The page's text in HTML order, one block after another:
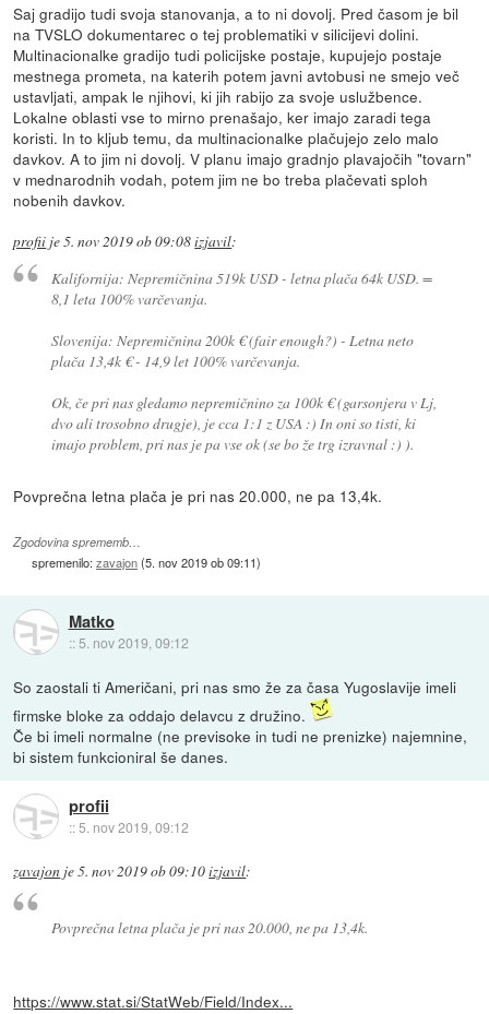
Saj gradijo tudi svoja stanovanja, a to ni dovolj. Pred časom je bil
na TVSLO dokumentarec o tej problematiki v silicijevi dolini.
Multinacionalke gradijo tudi policijske postaje, kupujejo postaje
mestnega prometa, na katerih potem javni avtobusi ne smejo več
ustavljati, ampak le njihovi, ki jih rabijo za svoje uslužbence.
Lokalne oblasti vse to mirno prenašajo, ker imajo zaradi tega
koristi. In to kljub temu, da multinacionalke plačujejo zelo malo
davkov. A to jim ni dovolj. V planu imajo gradnjo plavajočih "tovarn"
v mednarodnih vodah, potem jim ne bo treba plačevati sploh
nobenih davkov.
profii je5. nov 2019 ob 09:08izjavil:
Kalifornija: Nepremičnina 519k USD - letna plača 64k USD. =
8,1 leta 100% varčevanja.
Slovenija: Nepremičnina 200k € (fair enough?) - Letna neto
plača 13,4k € - 14,9 let 100% varčevanja.
Ok, če pri nas gledamo nepremičnino za 100k € (garsonjera v Lj,
dvo ali trosobno drugje), je cca 1:1 z USA :) In oni so tisti, ki
imajo problem, pri nas je pa vse ok (se bo že trg izravnal :) ).
Povprečna letna plača je pri nas 20.000, ne pa 13,4k.
Zgodovina sprememb…
spremenilo:zavajon(5. nov 2019 ob 09:11)
Matko
:: 5. nov 2019, 09:12
So zaostali ti Američani, pri nas smo že za časa Yugoslavije imeli
firmske bloke za oddajo delavcu z družino.
Če bi imeli normalne (ne previsoke in tudi ne prenizke) najemnine,
bi sistem funkcioniral še danes.
profii
::5. nov 2019, 09:12
zavajon je5. nov 2019 ob 09:10izjavil:
Povprečna letna plača je pri nas 20.000, ne pa 13,4k.
https://www.stat.si/StatWeb/Field/Index...